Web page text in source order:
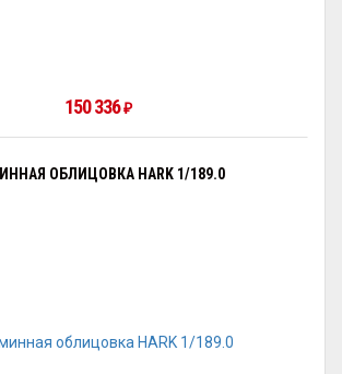
150 336 ₽
ОБЛИЦОВКА HARK 1/189.0